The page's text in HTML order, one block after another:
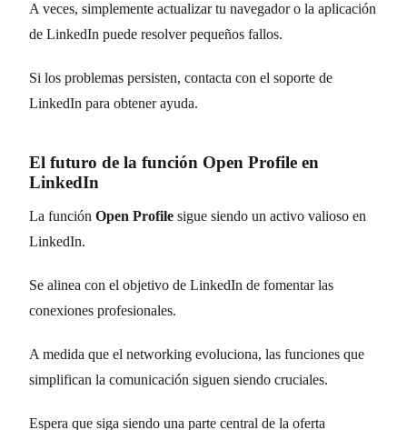
A veces, simplemente actualizar tu navegador o la aplicación
de LinkedIn puede resolver pequeños fallos.
Si los problemas persisten, contacta con el soporte de
LinkedIn para obtener ayuda.
El futuro de la función Open Profile en
LinkedIn
La función Open Profile sigue siendo un activo valioso en
LinkedIn.
Se alinea con el objetivo de LinkedIn de fomentar las
conexiones profesionales.
A medida que el networking evoluciona, las funciones que
simplifican la comunicación siguen siendo cruciales.
Espera que siga siendo una parte central de la oferta